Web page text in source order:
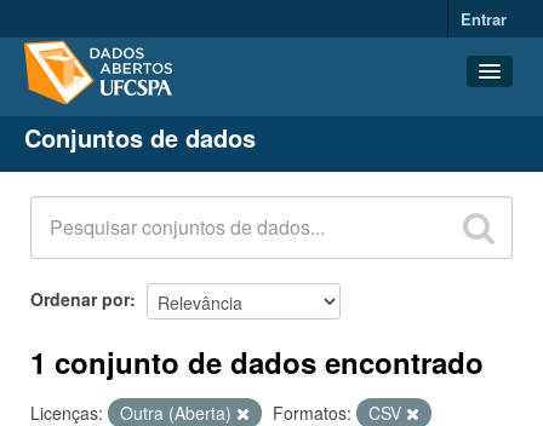
Entrar
Conjuntos de dados
Organizações
Grupos
Sobre
Conjuntos de dados
Ordenar por
1 conjunto de dados encontrado
Licenças: Outra (Aberta) Formatos:
CSV